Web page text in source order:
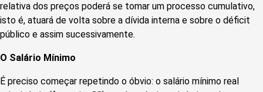
relativa dos preços poderá se tomar um processo cumulativo,
isto é, atuará de volta sobre a dívida interna e sobre o déficit
público e assim sucessivamente.
O Salário Mínimo
É preciso começar repetindo o óbvio: o salário mínimo real